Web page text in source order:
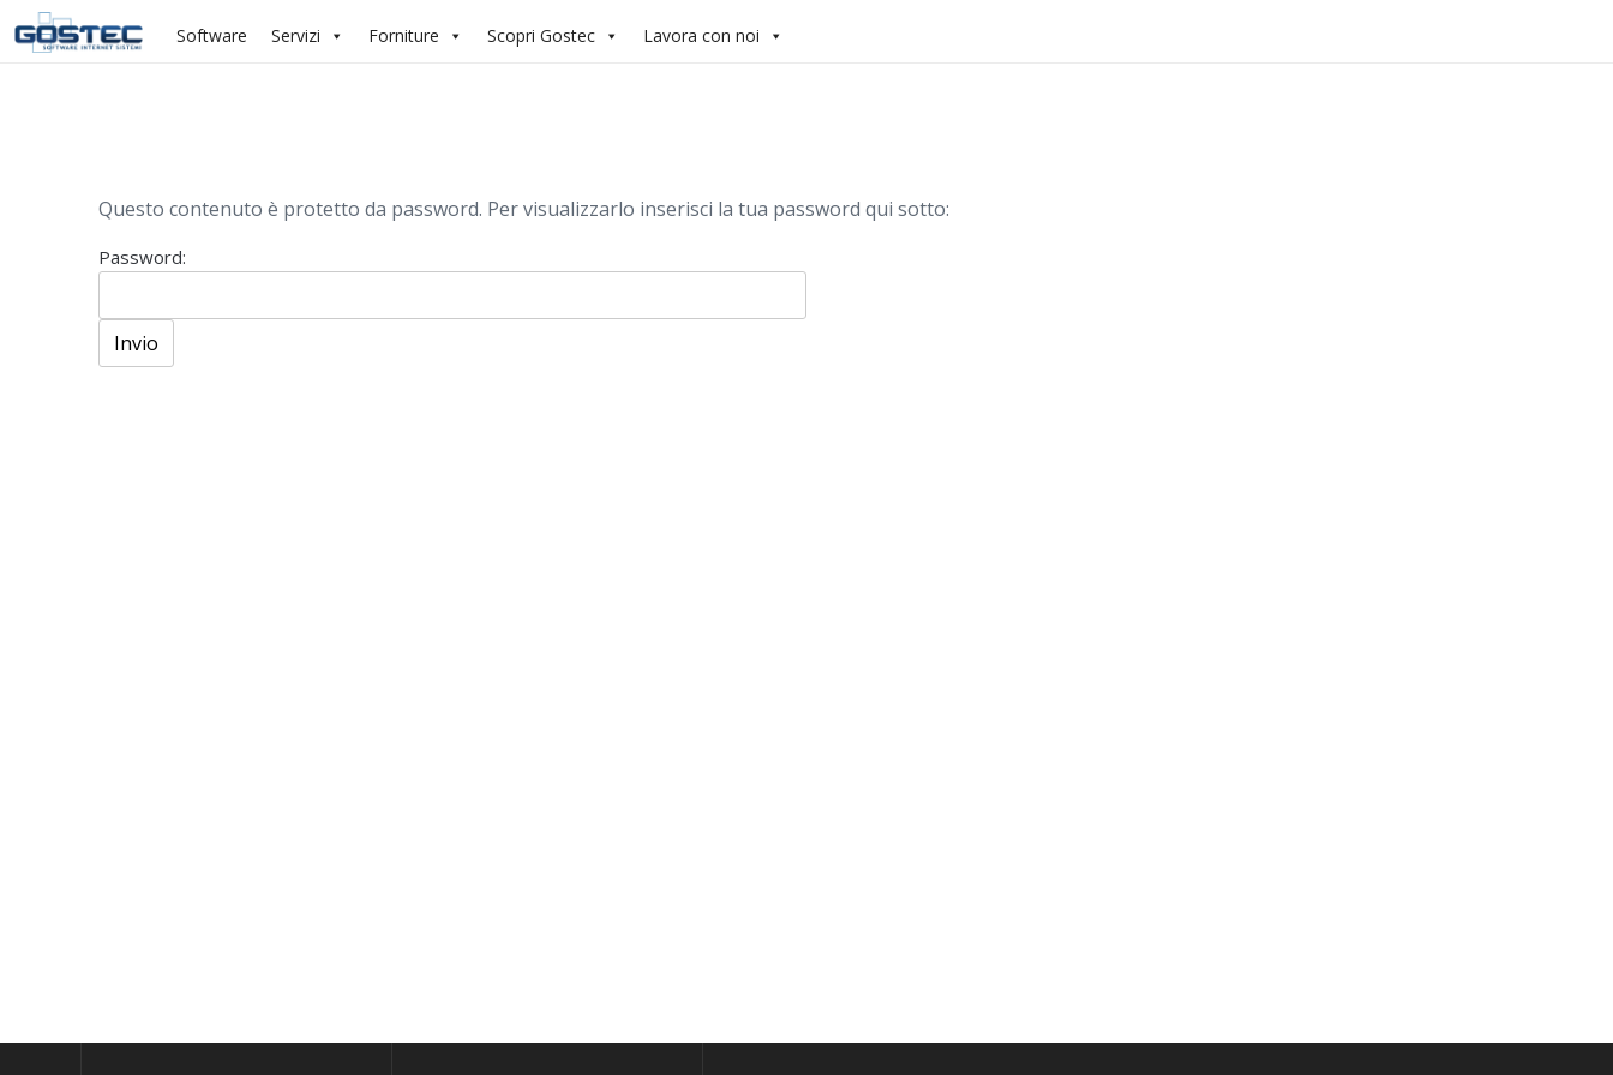
Salta
Software Servizi Forniture Scopri Gostec Lavora con noi
Questo contenuto è protetto da password. Per visualizzarlo inserisci la tua password qui sotto:
Password: